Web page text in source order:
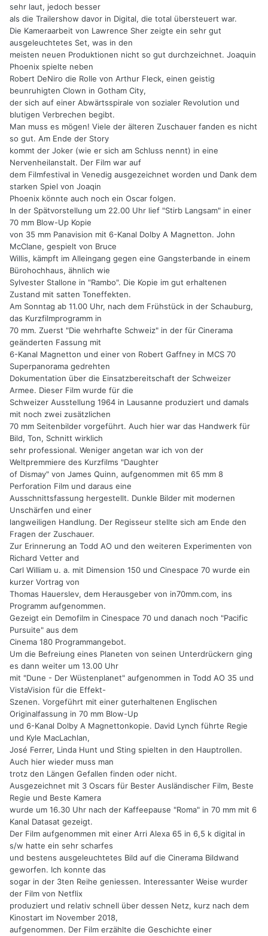
sehr laut, jedoch besser
als die Trailershow davor in Digital, die total übersteuert war.
Die Kameraarbeit von Lawrence Sher zeigte ein sehr gut
ausgeleuchtetes Set, was in den
meisten neuen Produktionen nicht so gut durchzeichnet. Joaquin
Phoenix spielte neben
Robert DeNiro die Rolle von Arthur Fleck, einen geistig
beunruhigten Clown in Gotham City,
der sich auf einer Abwärtsspirale von sozialer Revolution und
blutigen Verbrechen begibt.
Man muss es mögen! Viele der älteren Zuschauer fanden es nicht
so gut. Am Ende der Story
kommt der Joker (wie er sich am Schluss nennt) in eine
Nervenheilanstalt. Der Film war auf
dem Filmfestival in Venedig ausgezeichnet worden und Dank dem
starken Spiel von Joaqin
Phoenix könnte auch noch ein Oscar folgen.
In der Spätvorstellung um 22.00 Uhr lief "Stirb Langsam" in einer
70 mm Blow-Up Kopie
von 35 mm Panavision mit 6-Kanal Dolby A Magnetton. John
McClane, gespielt von Bruce
Willis, kämpft im Alleingang gegen eine Gangsterbande in einem
Bürohochhaus, ähnlich wie
Sylvester Stallone in "Rambo". Die Kopie im gut erhaltenen
Zustand mit satten Toneffekten.
Am Sonntag ab 11.00 Uhr, nach dem Frühstück in der Schauburg,
das Kurzfilmprogramm in
70 mm. Zuerst "Die wehrhafte Schweiz" in der für Cinerama
geänderten Fassung mit
6-Kanal Magnetton und einer von Robert Gaffney in MCS 70
Superpanorama gedrehten
Dokumentation über die Einsatzbereitschaft der Schweizer
Armee. Dieser Film wurde für die
Schweizer Ausstellung 1964 in Lausanne produziert und damals
mit noch zwei zusätzlichen
70 mm Seitenbilder vorgeführt. Auch hier war das Handwerk für
Bild, Ton, Schnitt wirklich
sehr professional. Weniger angetan war ich von der
Weltpremmiere des Kurzfilms "Daughter
of Dismay" von James Quinn, aufgenommen mit 65 mm 8
Perforation Film und daraus eine
Ausschnittsfassung hergestellt. Dunkle Bilder mit modernen
Unschärfen und einer
langweiligen Handlung. Der Regisseur stellte sich am Ende den
Fragen der Zuschauer.
Zur Erinnerung an Todd AO und den weiteren Experimenten von
Richard Vetter and
Carl William u. a. mit Dimension 150 und Cinespace 70 wurde ein
kurzer Vortrag von
Thomas Hauerslev, dem Herausgeber von in70mm.com, ins
Programm aufgenommen.
Gezeigt ein Demofilm in Cinespace 70 und danach noch "Pacific
Pursuite" aus dem
Cinema 180 Programmangebot.
Um die Befreiung eines Planeten von seinen Unterdrückern ging
es dann weiter um 13.00 Uhr
mit "Dune - Der Wüstenplanet" aufgenommen in Todd AO 35 und
VistaVision für die Effekt-
Szenen. Vorgeführt mit einer guterhaltenen Englischen
Originalfassung in 70 mm Blow-Up
und 6-Kanal Dolby A Magnettonkopie. David Lynch führte Regie
und Kyle MacLachlan,
José Ferrer, Linda Hunt und Sting spielten in den Hauptrollen.
Auch hier wieder muss man
trotz den Längen Gefallen finden oder nicht.
Ausgezeichnet mit 3 Oscars für Bester Ausländischer Film, Beste
Regie und Beste Kamera
wurde um 16.30 Uhr nach der Kaffeepause "Roma" in 70 mm mit 6
Kanal Datasat gezeigt.
Der Film aufgenommen mit einer Arri Alexa 65 in 6,5 k digital in
s/w hatte ein sehr scharfes
und bestens ausgeleuchtetes Bild auf die Cinerama Bildwand
geworfen. Ich konnte das
sogar in der 3ten Reihe geniessen. Interessanter Weise wurder
der Film von Netflix
produziert und relativ schnell über dessen Netz, kurz nach dem
Kinostart im November 2018,
aufgenommen. Der Film erzählte die Geschichte einer